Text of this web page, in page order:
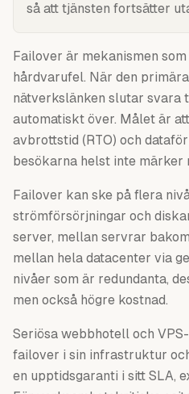
så att tjänsten fortsätter
Failover är mekanismen
hårdvarufel. När den
nätverkslänken slutar svara
automatiskt över. Målet är
avbrottstid (RTO) och
besökarna helst inte märker
Failover kan ske på flera
strömförsörjningar och
server, mellan servrar
mellan hela datacenter via
nivåer som är redundanta,
men också högre kostnad.
Seriösa webbhotell och
failover i sin infrastruktur
en upptidsgaranti i sitt SLA,